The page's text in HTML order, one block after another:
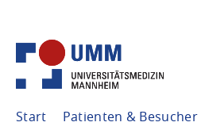
Start Patienten & Besucher